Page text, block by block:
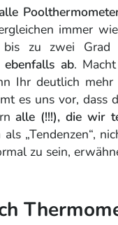
immer
zu zwei Grad
ab.
Ihr deutlich
es uns vor, dass
alle (!!!), die wir
„Tendenzen“,
zu sein,